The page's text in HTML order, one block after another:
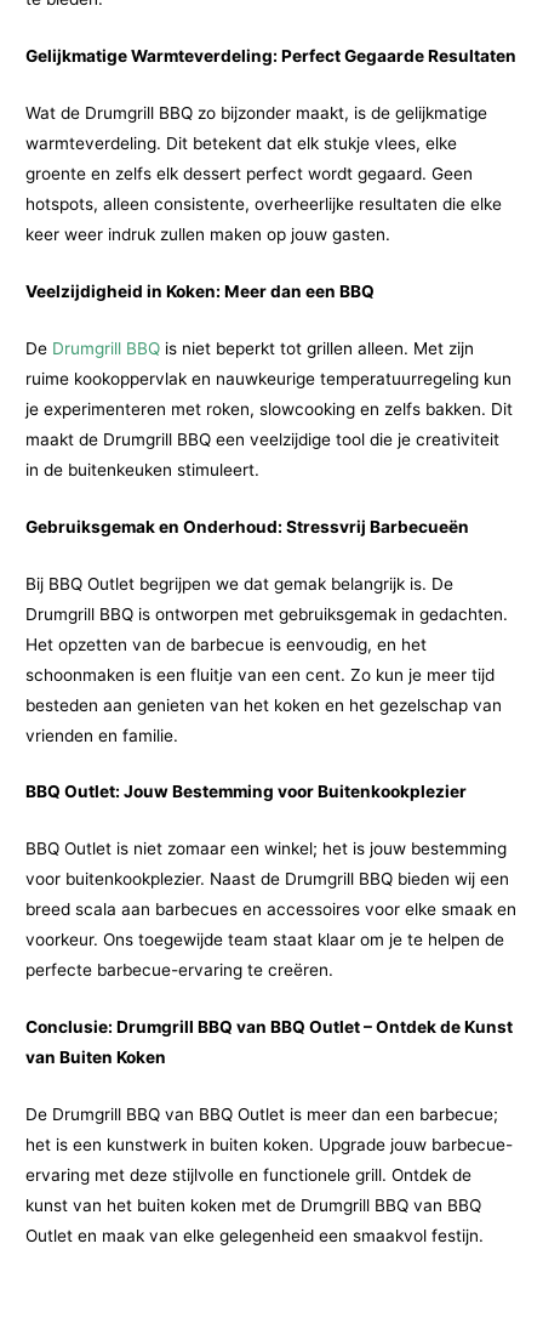
Gelijkmatige Warmteverdeling: Perfect Gegaarde Resultaten
Wat de Drumgrill BBQ zo bijzonder maakt, is de gelijkmatige
warmteverdeling. Dit betekent dat elk stukje vlees, elke
groente en zelfs elk dessert perfect wordt gegaard. Geen
hotspots, alleen consistente, overheerlijke resultaten die elke
keer weer indruk zullen maken op jouw gasten.
Veelzijdigheid in Koken: Meer dan een BBQ
De Drumgrill BBQ is niet beperkt tot grillen alleen. Met zijn
ruime kookoppervlak en nauwkeurige temperatuurregeling kun
je experimenteren met roken, slowcooking en zelfs bakken. Dit
maakt de Drumgrill BBQ een veelzijdige tool die je creativiteit
in de buitenkeuken stimuleert.
Gebruiksgemak en Onderhoud: Stressvrij Barbecueën
Bij BBQ Outlet begrijpen we dat gemak belangrijk is. De
Drumgrill BBQ is ontworpen met gebruiksgemak in gedachten.
Het opzetten van de barbecue is eenvoudig, en het
schoonmaken is een fluitje van een cent. Zo kun je meer tijd
besteden aan genieten van het koken en het gezelschap van
vrienden en familie.
BBQ Outlet: Jouw Bestemming voor Buitenkookplezier
BBQ Outlet is niet zomaar een winkel; het is jouw bestemming
voor buitenkookplezier. Naast de Drumgrill BBQ bieden wij een
breed scala aan barbecues en accessoires voor elke smaak en
voorkeur. Ons toegewijde team staat klaar om je te helpen de
perfecte barbecue-ervaring te creëren.
Conclusie: Drumgrill BBQ van BBQ Outlet – Ontdek de Kunst
van Buiten Koken
De Drumgrill BBQ van BBQ Outlet is meer dan een barbecue;
het is een kunstwerk in buiten koken. Upgrade jouw barbecue-
ervaring met deze stijlvolle en functionele grill. Ontdek de
kunst van het buiten koken met de Drumgrill BBQ van BBQ
Outlet en maak van elke gelegenheid een smaakvol festijn.